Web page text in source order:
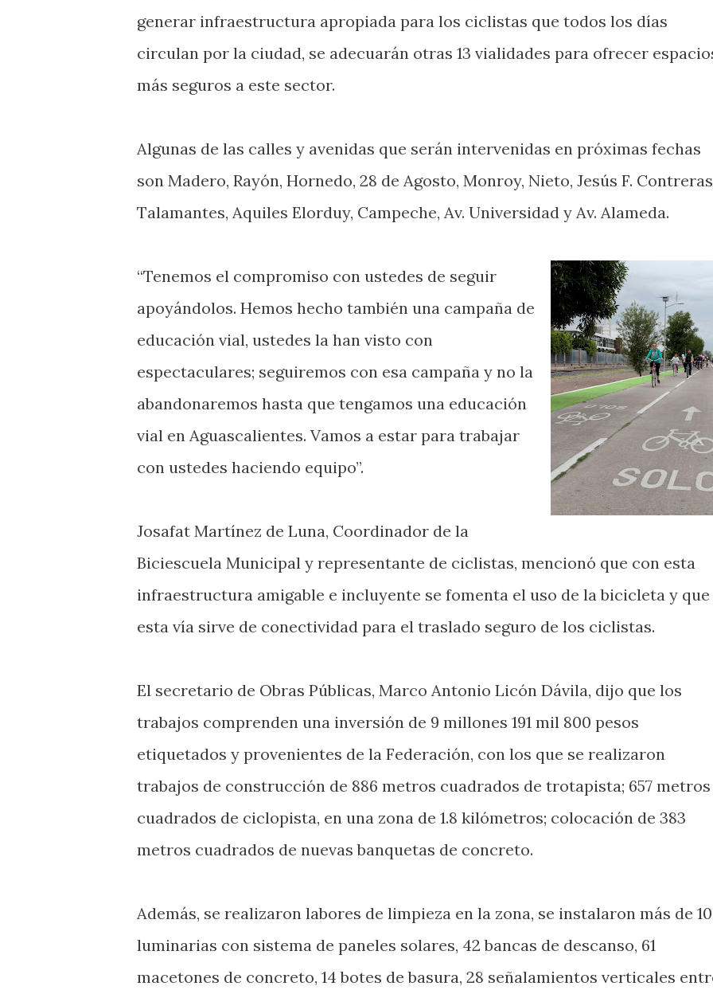
generar infraestructura apropiada para los ciclistas que todos los días
circulan por la ciudad, se adecuarán otras 13 vialidades para ofrecer
más seguros a este sector.
Algunas de las calles y avenidas que serán intervenidas en próximas fechas
son Madero, Rayón, Hornedo, 28 de Agosto, Monroy, Nieto, Jesús F.
Talamantes, Aquiles Elorduy, Campeche, Av. Universidad y Av. Alameda.
“Tenemos el compromiso con ustedes de seguir
apoyándolos. Hemos hecho también una campaña de
educación vial, ustedes la han visto con
espectaculares; seguiremos con esa campaña y no la
abandonaremos hasta que tengamos una educación
vial en Aguascalientes. Vamos a estar para trabajar
con ustedes haciendo equipo”.
Josafat Martínez de Luna, Coordinador de la
Biciescuela Municipal y representante de ciclistas, mencionó que con esta
infraestructura amigable e incluyente se fomenta el uso de la bicicleta y que
esta vía sirve de conectividad para el traslado seguro de los ciclistas.
El secretario de Obras Públicas, Marco Antonio Licón Dávila, dijo que los
trabajos comprenden una inversión de 9 millones 191 mil 800 pesos
etiquetados y provenientes de la Federación, con los que se realizaron
trabajos de construcción de 886 metros cuadrados de trotapista; 657 metros
cuadrados de ciclopista, en una zona de 1.8 kilómetros; colocación de 383
metros cuadrados de nuevas banquetas de concreto.
Además, se realizaron labores de limpieza en la zona, se instalaron más de
luminarias con sistema de paneles solares, 42 bancas de descanso, 61
macetones de concreto, 14 botes de basura, 28 señalamientos verticales